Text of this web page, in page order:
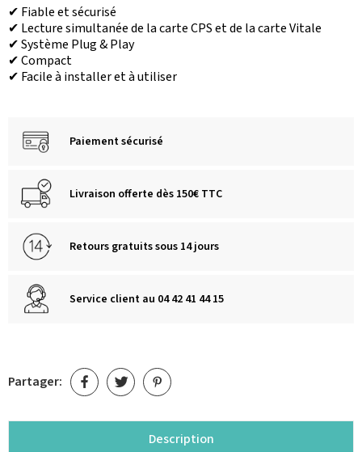
✔︎ Fiable et sécurisé
✔︎ Lecture simultanée de la carte CPS et de la carte Vitale
✔︎ Système Plug & Play
✔︎ Compact
✔︎ Facile à installer et à utiliser
Paiement sécurisé
Livraison offerte dès 150€ TTC
Retours gratuits sous 14 jours
Service client au 04 42 41 44 15
Partager:
Description